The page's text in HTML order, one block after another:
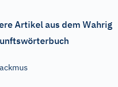
Artikel aus dem Wahrig